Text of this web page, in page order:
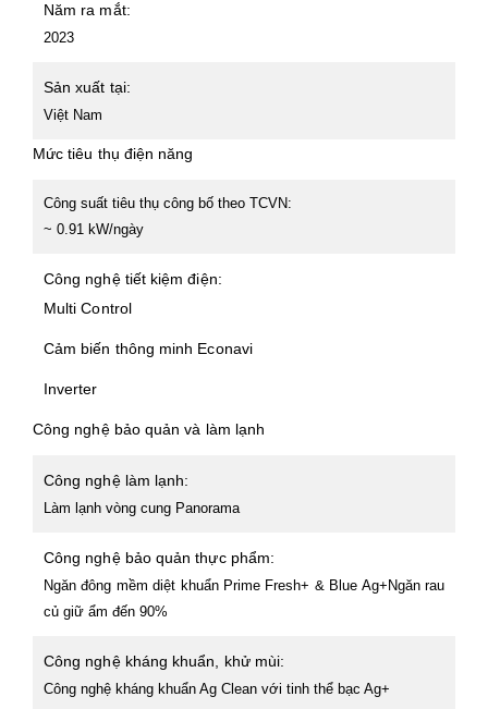
Năm ra mắt:
2023
Sản xuất tại:
Việt Nam
Mức tiêu thụ điện năng
Công suất tiêu thụ công bố theo TCVN:
~ 0.91 kW/ngày
Công nghệ tiết kiệm điện:
Multi Control
Cảm biến thông minh Econavi
Inverter
Công nghệ bảo quản và làm lạnh
Công nghệ làm lạnh:
Làm lạnh vòng cung Panorama
Công nghệ bảo quản thực phẩm:
Ngăn đông mềm diệt khuẩn Prime Fresh+ & Blue Ag+ Ngăn rau
củ giữ ẩm đến 90%
Công nghệ kháng khuẩn, khử mùi:
Công nghệ kháng khuẩn Ag Clean với tinh thể bạc Ag+